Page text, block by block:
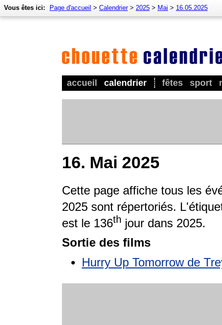
accueil calendrier fêtes sport
Vous êtes ici: Page d'accueil > Calendrier> 2025 > Mai > 16.05.2025
16. Mai 2025
Cette page affiche tous les
2025 sont répertoriés.
est le 136th jour dans 2025.
Sortie des films
Hurry Up Tomorrow de